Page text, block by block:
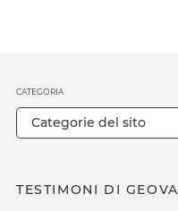
TESTIMONI DI GEOVA
CATEGORIA
Categorie del sito